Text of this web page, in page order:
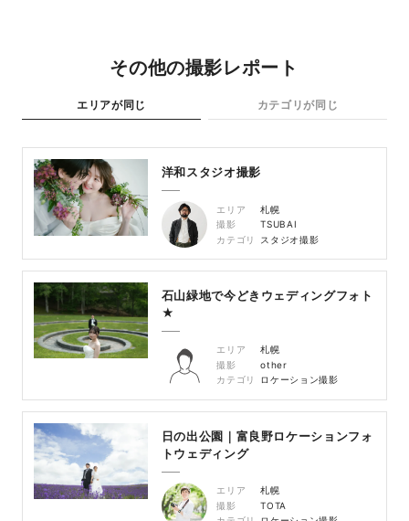
その他の撮影レポート
エリアが同じ カテゴリが同じ
洋和スタジオ撮影
エリア
札幌
撮影
TSUBAI
カテゴリ
スタジオ撮影
石山緑地で今どきウェディングフォト
★
エリア
札幌
撮影
other
カテゴリ
ロケーション撮影
日の出公園｜富良野ロケーションフォ
トウェディング
エリア
札幌
撮影
TOTA